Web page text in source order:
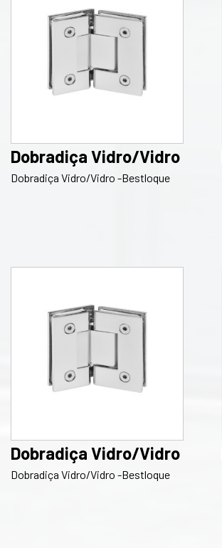
Dobradiça Vidro/Vidro
Dobradiça Vidro/Vidro -Bestloque
Dobradiça Vidro/Vidro
Dobradiça Vidro/Vidro -Bestloque